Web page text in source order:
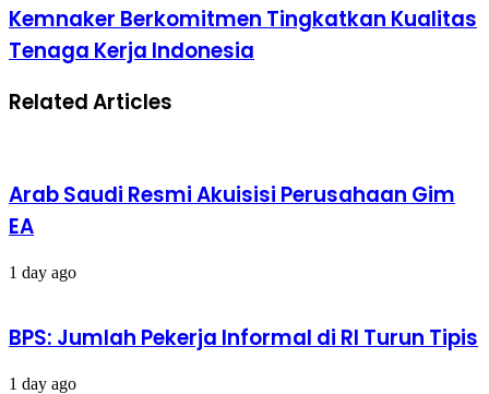
Jika
Pakai
Kipas
Semalaman
Kemnaker
Berkomitmen
Tingkatkan
Tenaga
Kerja
Kemnaker Berkomitmen Tingkatkan Kualitas
Tenaga Kerja Indonesia
Related Articles
Arab Saudi Resmi Akuisisi Perusahaan Gim
EA
1 day ago
BPS: Jumlah Pekerja Informal di RI Turun Tipis
1 day ago